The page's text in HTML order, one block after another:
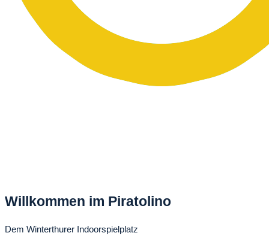
Willkommen im Piratolino
Dem Winterthurer Indoorspielplatz